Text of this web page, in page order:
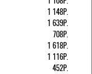
1 148Р.
1 639Р.
708Р.
1 618Р.
1 116Р.
452Р.